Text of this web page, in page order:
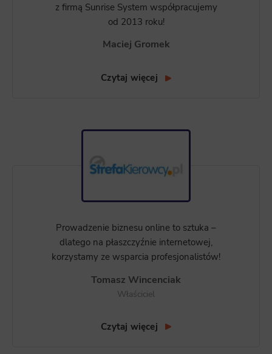
z firmą Sunrise System współpracujemy
od 2013 roku!
Maciej Gromek
Czytaj więcej
Prowadzenie biznesu online to sztuka –
dlatego na płaszczyźnie internetowej,
korzystamy ze wsparcia profesjonalistów!
Tomasz Wincenciak
Właściciel
Czytaj więcej